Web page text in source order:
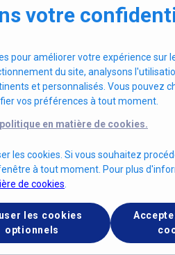
Lichtervelde
Copie Copie Copie
votre
pour améliorer votre expérience sur
du site, analysons
et personnalisés. Vous pouvez
vos préférences à tout moment.
politique en matière de cookies.
les cookies. Si vous souhaitez
à tout moment. Pour plus
de cookies
les cookies
optionnels